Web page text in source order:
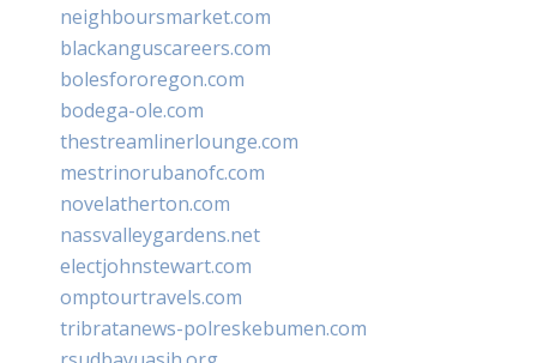
neighboursmarket.com
blackanguscareers.com
bolesfororegon.com
bodega-ole.com
thestreamlinerlounge.com
mestrinorubanofc.com
novelatherton.com
nassvalleygardens.net
electjohnstewart.com
omptourtravels.com
tribratanews-polreskebumen.com